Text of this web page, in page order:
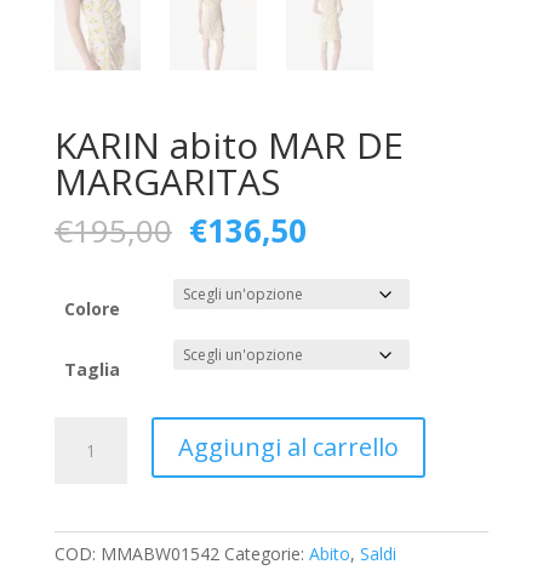
KARIN abito MAR DE
MARGARITAS
€195,00 Il
prezzo
originale
era:
€195,00.
€136,50Il
attuale
€136,50.
Colore
Taglia
abito
Aggiungi al carrello
COD: MMABW01542 Categorie: Abito, Saldi